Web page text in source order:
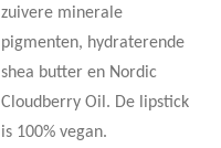
zuivere minerale
pigmenten, hydraterende
shea butter en Nordic
Cloudberry Oil. De lipstick
is 100% vegan.